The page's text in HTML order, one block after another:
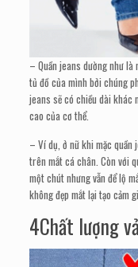
– Quần jeans dường như
tủ đồ của mình bởi chúng
jeans sẽ có chiều dài khác
cao của cơ thể.
– Ví dụ, ở nữ khi mặc quần
trên mắt cá chân. Còn với
một chút nhưng vẫn để lộ
không đẹp mắt lại tạo cảm
4Chất lượng